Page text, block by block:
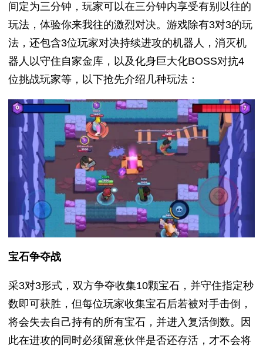
间定为三分钟，玩家可以在三分钟内享受有别以往的
玩法，体验你来我往的激烈对决。游戏除有3对3的玩
法，还包含3位玩家对决持续进攻的机器人，消灭机
器人以守住自家金库，以及化身巨大化BOSS对抗4
位挑战玩家等，以下抢先介绍几种玩法：
宝石争夺战
采3对3形式，双方争夺收集10颗宝石，并守住指定秒
数即可获胜，但每位玩家收集宝石后若被对手击倒，
将会失去自己持有的所有宝石，并进入复活倒数。因
此在进攻的同时必须留意伙伴是否还存活，才不会将